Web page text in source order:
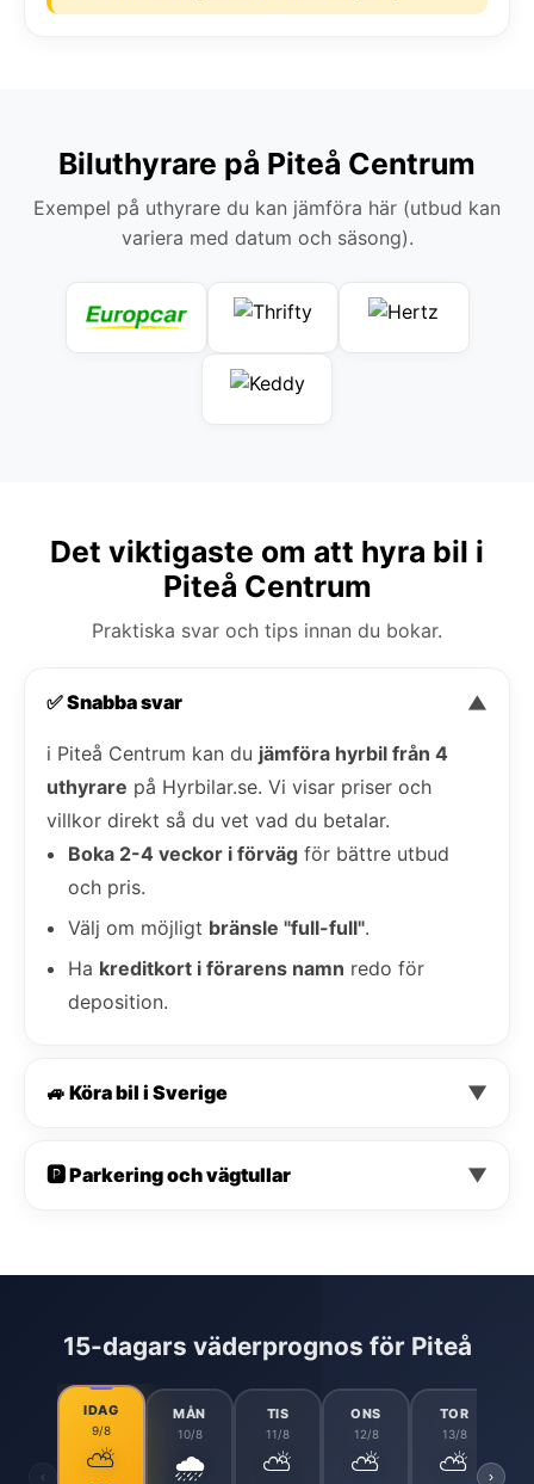
Biluthyrare på Piteå Centrum
Exempel på uthyrare du kan jämföra här (utbud kan
variera med datum och säsong).
Det viktigaste om att hyra bil i
Piteå Centrum
Praktiska svar och tips innan du bokar.
✅ Snabba svar ▼
i Piteå Centrum kan du jämföra hyrbil från 4
uthyrare på Hyrbilar.se. Vi visar priser och
villkor direkt så du vet vad du betalar.
Boka 2-4 veckor i förväg för bättre utbud
och pris.
Välj om möjligt bränsle "full-full".
Ha kreditkort i förarens namn redo för
deposition.
🚙 Köra bil i Sverige ▼
🅿️ Parkering och vägtullar ▼
15-dagars väderprognos för Piteå
‹
IDAG
9/8
⛅
MÅN
10/8
🌧️
TIS
11/8
⛅
ONS
12/8
⛅
TOR
13/8
⛅ ›